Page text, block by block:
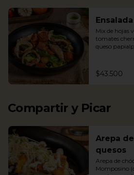
Mix de hojas
tomates
queso
papialpa
$43.500
Compartir y Picar
Arepa
quesos
Arepa de
Momposino